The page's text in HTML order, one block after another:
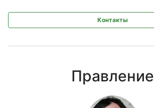
Контакты
Правление